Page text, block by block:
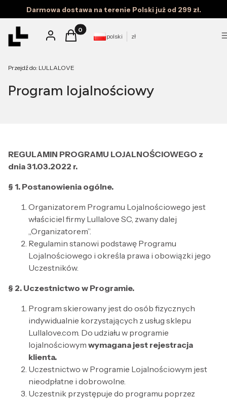
Darmowa dostawa na terenie Polski już od 299 zł.
Zaloguj sięProdukty w koszyku: 0. Zobacz szczegóły
Koszyk polski zł
Przejdź do: LULLALOVE
Program lojalnościowy
REGULAMIN PROGRAMU LOJALNOŚCIOWEGO z
dnia 31.03.2022 r.
§ 1. Postanowienia ogólne.
Organizatorem Programu Lojalnościowego jest
właściciel firmy Lullalove SC, zwany dalej
„Organizatorem”.
Regulamin stanowi podstawę Programu
Lojalnościowego i określa prawa i obowiązki jego
Uczestników.
§ 2. Uczestnictwo w Programie.
Program skierowany jest do osób fizycznych
indywidualnie korzystających z usług sklepu
Lullalove.com. Do udziału w programie
lojalnościowym wymagana jest rejestracja
klienta.
Uczestnictwo w Programie Lojalnościowym jest
nieodpłatne i dobrowolne.
Uczestnik przystępuje do programu poprzez